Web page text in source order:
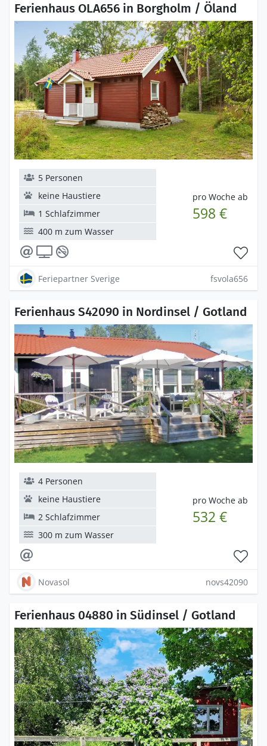
Ferienhaus OLA656 in Borgholm / Öland
pro Woche ab
598 €
5 Personen
keine Haustiere
1 Schlafzimmer
400 m zum Wasser
Feriepartner Sverige fsvola656
Ferienhaus S42090 in Nordinsel / Gotland
pro Woche ab
532 €
4 Personen
keine Haustiere
2 Schlafzimmer
300 m zum Wasser
Novasol novs42090
Ferienhaus 04880 in Südinsel / Gotland